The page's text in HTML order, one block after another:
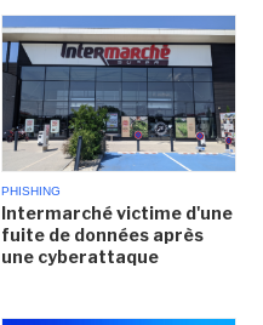
PHISHING
Intermarché victime d'une
fuite de données après
une cyberattaque